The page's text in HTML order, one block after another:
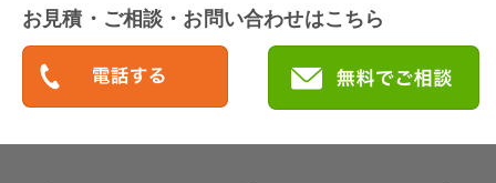
お見積・ご相談・お問い合わせはこちら